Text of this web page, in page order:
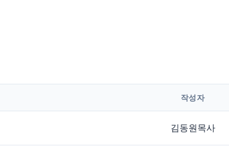
작성자
김동원목사